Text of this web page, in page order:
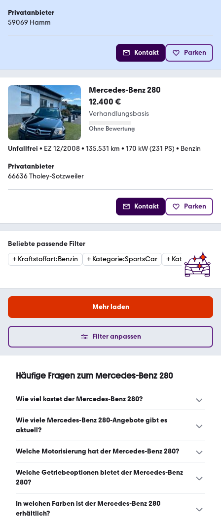
Privatanbieter
59069 Hamm
Kontakt Parken
Mercedes-Benz 280
12.400 €
Verhandlungsbasis
Ohne Bewertung
Unfallfrei • EZ 12/2008• 135.531 km • 170 kW (231 PS) • Benzin
Privatanbieter
66636 Tholey-Sotzweiler
Kontakt Parken
Beliebte passende Filter
+ Kraftstoffart:Benzin + Kategorie:SportsCar + Kategorie:
Mehr laden
Filter anpassen
Häufige Fragen zum Mercedes-Benz 280
Wie viel kostet der Mercedes-Benz 280?
Ein guter Preis für einen Mercedes-Benz 280 liegt
zwischen 11.425 € und 80.617 €. (Stand: 7.8.2026)
Wie viele Mercedes-Benz 280-Angebote gibt es
aktuell?
Es gibt insgesamt 516 Mercedes-Benz 280 bei mobile.de,
7.8.2026)
Welche Motorisierung hat der Mercedes-Benz 280?
Der Mercedes-Benz 280 hat Leistungen zwischen 156 und
231 PS. (Stand: 7.8.2026)
Welche Getriebeoptionen bietet der Mercedes-Benz
280?
Der Mercedes-Benz 280 ist mit automatischem,
manuellem und halbautomatischem Getriebe erhältlich.
In welchen Farben ist der Mercedes-Benz 280
erhältlich?